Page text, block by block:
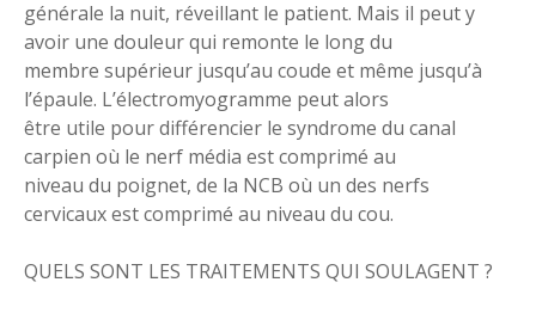
générale la nuit, réveillant le patient. Mais il peut y
avoir une douleur qui remonte le long du
membre supérieur jusqu’au coude et même jusqu’à
l’épaule. L’électromyogramme peut alors
être utile pour différencier le syndrome du canal
carpien où le nerf média est comprimé au
niveau du poignet, de la NCB où un des nerfs
cervicaux est comprimé au niveau du cou.
QUELS SONT LES TRAITEMENTS QUI SOULAGENT ?